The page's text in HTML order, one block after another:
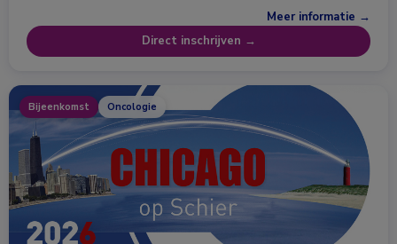
Meer informatie →
Direct inschrijven →
Bijeenkomst Oncologie